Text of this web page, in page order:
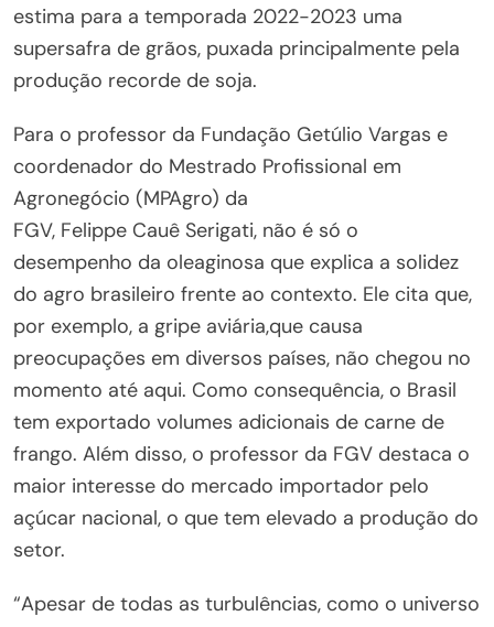
estima para a temporada 2022-2023 uma
supersafra de grãos, puxada principalmente pela
produção recorde de soja.
Para o professor da Fundação Getúlio Vargas e
coordenador do Mestrado Profissional em
Agronegócio (MPAgro) da
FGV, Felippe Cauê Serigati, não é só o
desempenho da oleaginosa que explica a solidez
do agro brasileiro frente ao contexto. Ele cita que,
por exemplo, a gripe aviária,que causa
preocupações em diversos países, não chegou no
momento até aqui. Como consequência, o Brasil
tem exportado volumes adicionais de carne de
frango. Além disso, o professor da FGV destaca o
maior interesse do mercado importador pelo
açúcar nacional, o que tem elevado a produção do
setor.
“Apesar de todas as turbulências, como o universo